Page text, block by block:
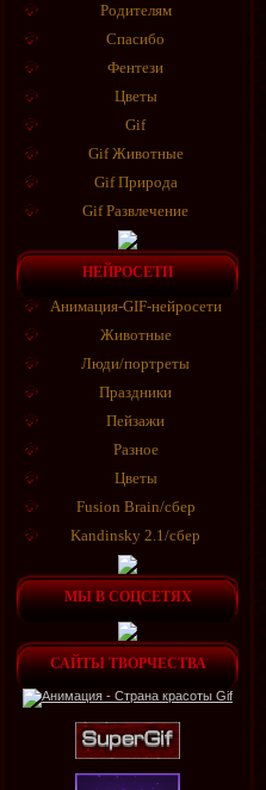
Родителям
Спасибо
Фентези
Цветы
Gif
Gif Животные
Gif Природа
Gif Развлечение
НЕЙРОСЕТИ
Анимация-GIF-нейросети
Животные
Люди/портреты
Праздники
Пейзажи
Разное
Цветы
Fusion Brain/сбер
Kandinsky 2.1/сбер
МЫ В СОЦСЕТЯХ
САЙТЫ ТВОРЧЕСТВА